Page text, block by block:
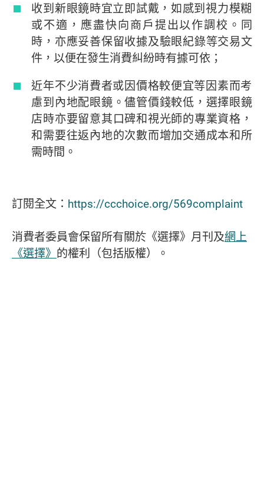
收到新眼鏡時宜立即試戴，如感到視力模糊
或不適，應盡快向商戶提出以作調校。同
時，亦應妥善保留收據及驗眼紀錄等交易文
件，以便在發生消費糾紛時有據可依；
近年不少消費者或因價格較便宜等因素而考
慮到內地配眼鏡。儘管價錢較低，選擇眼鏡
店時亦要留意其口碑和視光師的專業資格，
和需要往返內地的次數而增加交通成本和所
需時間。
訂閱全文： https://ccchoice.org/569complaint
消費者委員會保留所有關於《選擇》月刊及網上
《選擇》 的權利（包括版權）。